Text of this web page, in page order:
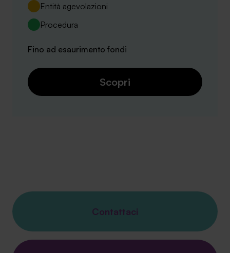
Entità agevolazioni
Procedura
Fino ad esaurimento fondi
Scopri
Contattaci